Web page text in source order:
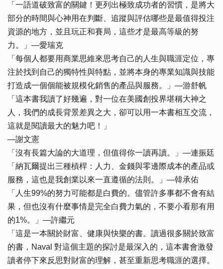
「一語道破致富的關鍵！更列出極致成功者的習慣，是將大
部分的時間與心神用在判斷、追蹤與評估哪些是最值得投注
資源的地方，並且玩正和賽局，這些才是最高等級的努
力。」—愛瑞克
「每個人都要用商業思維來思考自己的人生與職涯定位，專
注於找到自己的獨特性與特點，並將本身的專業知識與技能
打造成一個個能被規模化銷售的產品與服務。」—游舒帆
「這本書我讀了好幾遍，對一位在美國創投界堪稱大神之
人，我們的成長背景差異之大，卻可以用一本書相互交流，
這就是閱讀最大的魅力吧！」
—謝文憲
「沒有長篇大論的大道理，但值得你一讀再讀。」—連振廷
「納瓦爾提出三種槓桿：人力、金錢與零邊際成本的產品或
服務，這也是我創業以來一直遵循的法則。」—韓承佑
「人生99%的努力可能都是白費的。儘管許多事都不會有結
果，但也沒有什麼事情是完全白費力氣的，不要小看那有用
的1%。」—許繼元
「這是一本關於財富、健康與快樂的書。讀過很多關於致富
的書，Naval 對這個主題的探討是最深入的，這本書會激發
讀者停下來反思對財富的理解，甚至重新思考職涯的選擇。